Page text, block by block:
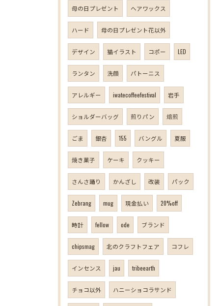
母の日プレゼント ヘアワックス
ハード 母の日プレゼント花以外
デザイン 猫イラスト コポー LED
ランタン 洗顔 パトーニス
アレルギー iwatecoffeefestival 岩手
ショルダーバッグ 煎りパン 焙煎
ごま 銀杏 155 バングル 夏服
焼き菓子 ケーキ クッキー
さんさ踊り かんざし 改装 パック
Zebrang mug 現金払い 20%off
時計 fellow ode ブランド
chipsmag 北のクラフトフェア コフレ
インセンス jau tribeearth
チョコ以外 ハニーショコラサンド